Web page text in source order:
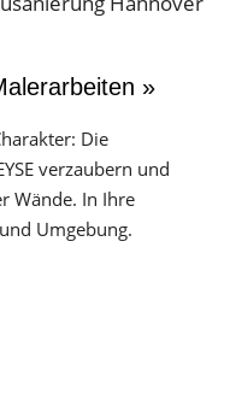
»
Die
verzaubern und
Wände. In Ihre
Umgebung.